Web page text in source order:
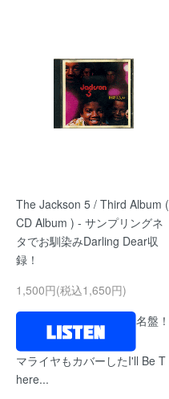
The Jackson 5 / Third Album (
CD Album ) - サンプリングネ
タでお馴染みDarling Dear収
録！
1,500円(税込1,650円)
名盤！
マライヤもカバーしたI'll Be T
here...